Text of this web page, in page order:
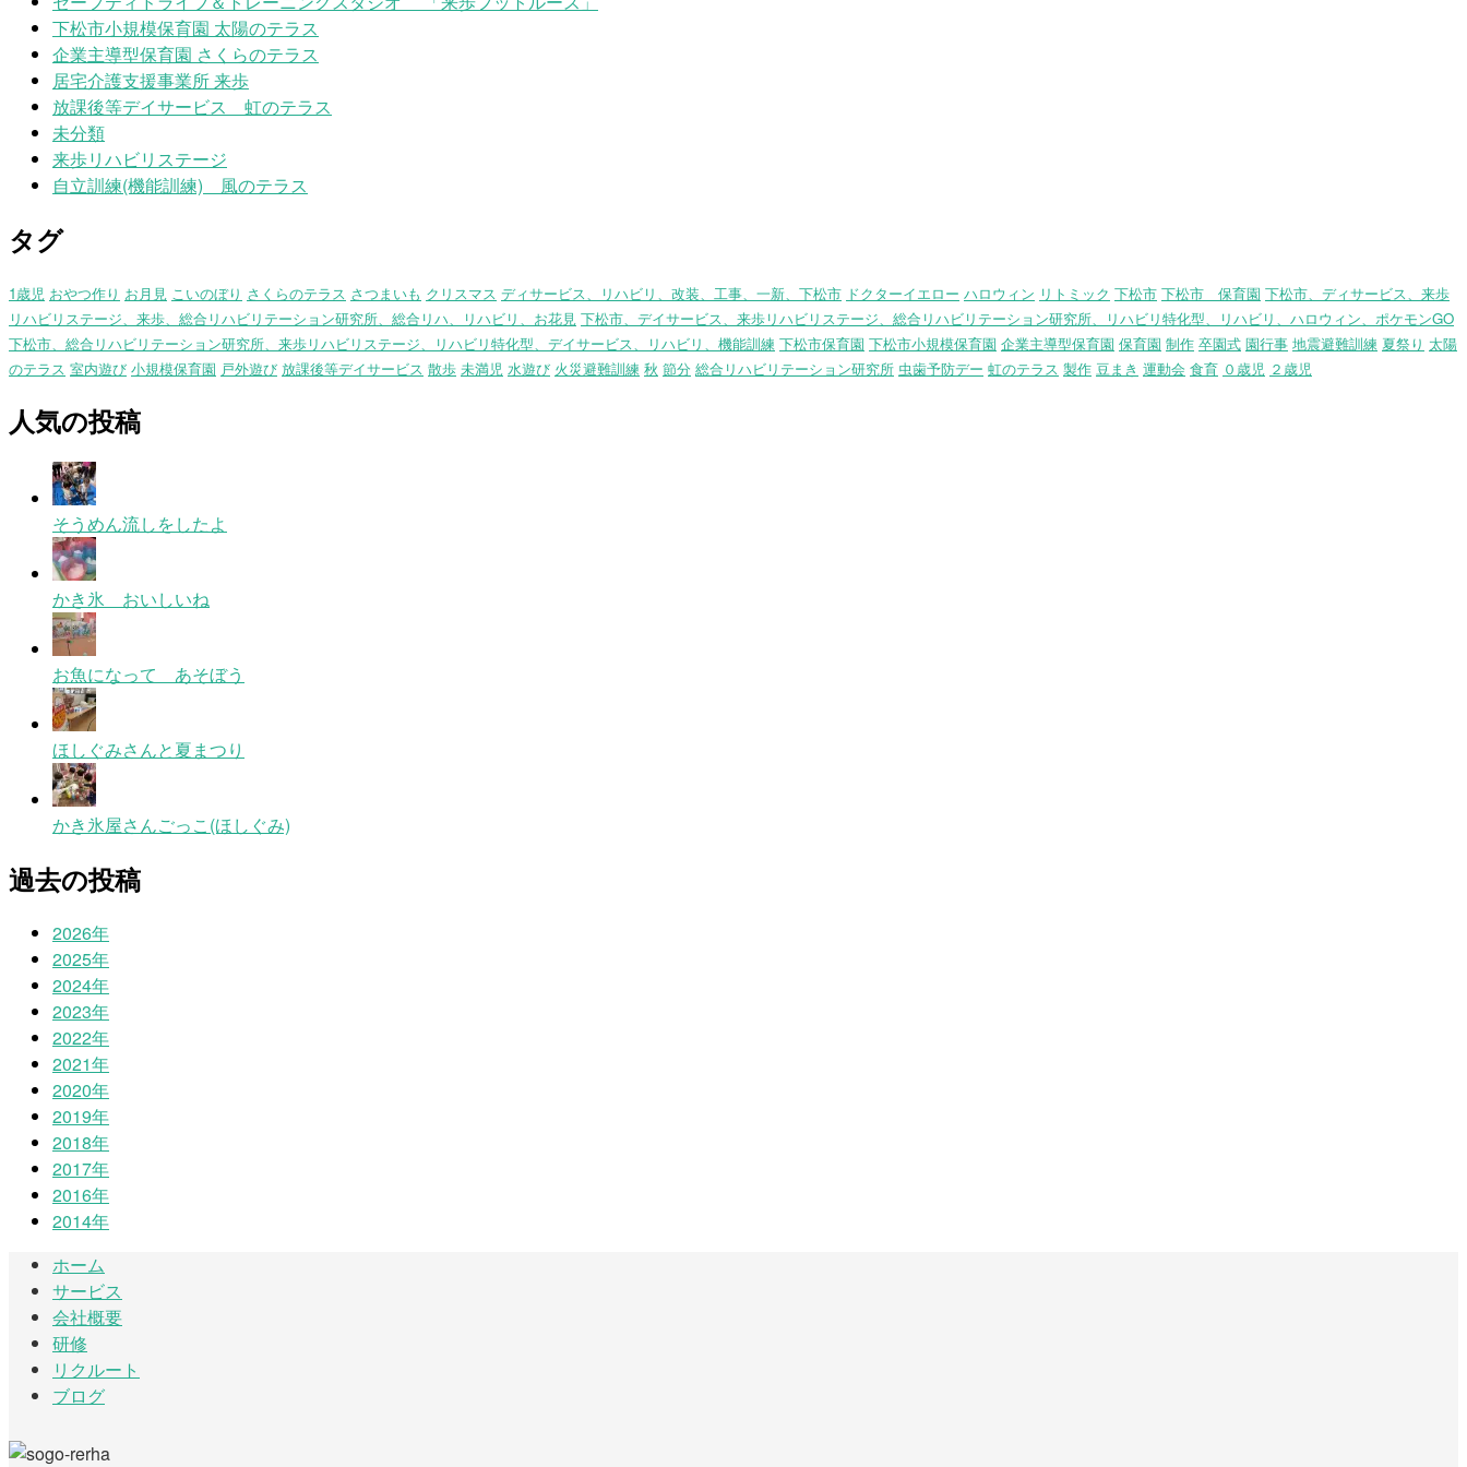
下松市小規模保育園 太陽のテラス
企業主導型保育園 さくらのテラス
居宅介護支援事業所 来歩
放課後等デイサービス 虹のテラス
未分類
来歩リハビリステージ
自立訓練(機能訓練) 風のテラス
タグ
1歳児 おやつ作り お月見 こいのぼり さくらのテラス さつまいも クリスマス ディサービス、リハビリ、改装、工事、一新、下松市 ドクターイエロー ハロウィン リトミック 下松市 下松市 保育園 下松市、ディサービス、来歩
リハビリステージ、来歩、総合リハビリテーション研究所、総合リハ、リハビリ、お花見 下松市、デイサービス、来歩リハビリステージ、総合リハビリテーション研究所、リハビリ特化型、リハビリ、ハロウィン、ポケモンGO
下松市、総合リハビリテーション研究所、来歩リハビリステージ、リハビリ特化型、デイサービス、リハビリ、機能訓練 下松市保育園 下松市小規模保育園 企業主導型保育園 保育園 制作 卒園式 園行事 地震避難訓練 夏祭り 太陽
のテラス 室内遊び 小規模保育園 戸外遊び 放課後等デイサービス 散歩 未満児 水遊び 火災避難訓練 秋 節分 総合リハビリテーション研究所 虫歯予防デー 虹のテラス 製作 豆まき 運動会 食育 ０歳児 ２歳児
人気の投稿
そうめん流しをしたよ
かき氷 おいしいね
お魚になって あそぼう
ほしぐみさんと夏まつり
かき氷屋さんごっこ(ほしぐみ)
過去の投稿
2026年
2025年
2024年
2023年
2022年
2021年
2020年
2019年
2018年
2017年
2016年
2014年
ホーム
サービス
会社概要
研修
リクルート
ブログ